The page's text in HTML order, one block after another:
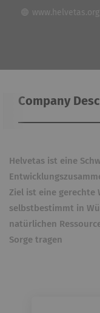
www.helvetas.org
Company
Helvetas ist eine
Ziel ist eine gerechte
selbstbestimmt in
natürlichen
Sorge tragen